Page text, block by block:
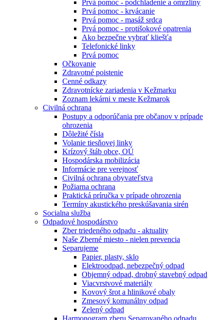
Prvá pomoc - podchladenie a omrzliny
Prvá pomoc - krvácanie
Prvá pomoc - masáž srdca
Prvá pomoc - protišokové opatrenia
Ako bezpečne vybrať kliešťa
Telefonické linky
Prvá pomoc
Očkovanie
Zdravotné poistenie
Cenné odkazy
Zdravotnícke zariadenia v Kežmarku
Zoznam lekárni v meste Kežmarok
Civilná ochrana
Postupy a odporúčania pre občanov v prípade
ohrozenia
Dôležité čísla
Volanie tiesňovej linky
Krízový štáb obce, OÚ
Hospodárska mobilizácia
Informácie pre verejnosť
Civilná ochrana obyvateľstva
Požiarna ochrana
Praktická príručka v prípade ohrozenia
Termíny akustického preskúšavania sirén
Socialna služba
Odpadové hospodárstvo
Zber triedeného odpadu - aktuality
Naše Zberné miesto - nielen prevencia
Separujeme
Papier, plasty, sklo
Elektroodpad, nebezpečný odpad
Objemný odpad, drobný stavebný odpad
Viacvrstvové materiály
Kovový šrot a hlinikové obaly
Zmesový komunálny odpad
Zelený odpad
Harmonogram zberu Separovaného odpadu